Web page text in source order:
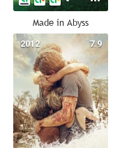
Made in Abyss
7.9
2012